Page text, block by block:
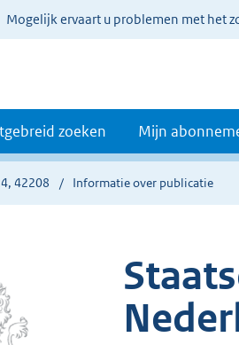
Mogelijk ervaart u problemen met het
zoeken Mijn
42208 Informatie over publicatie